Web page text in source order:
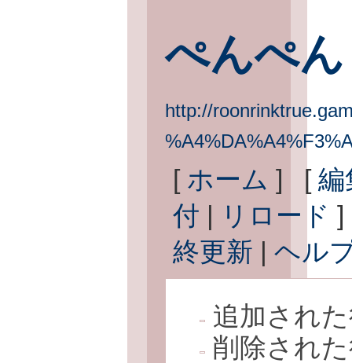
ぺんぺん
http://
[ ホーム ] [ 編
付 | リロード
終更新 | ヘル
追加され
削除され